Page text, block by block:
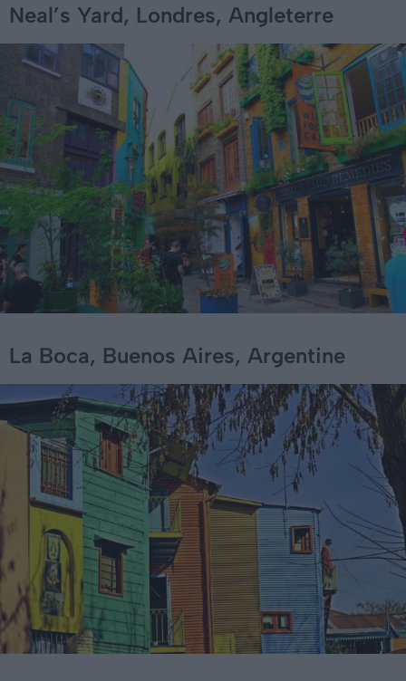
Neal’s Yard, Londres, Angleterre
La Boca, Buenos Aires, Argentine